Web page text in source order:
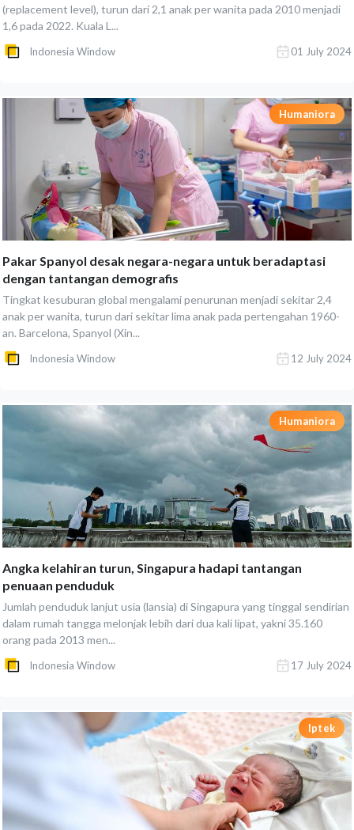
(replacement level), turun dari 2,1 anak per wanita pada 2010 menjadi
1,6 pada 2022. Kuala L...
Indonesia Window 01 July 2024
Humaniora
Pakar Spanyol desak negara-negara untuk beradaptasi
dengan tantangan demografis
Tingkat kesuburan global mengalami penurunan menjadi sekitar 2,4
anak per wanita, turun dari sekitar lima anak pada pertengahan 1960-
an. Barcelona, Spanyol (Xin...
Indonesia Window 12 July 2024
Humaniora
Angka kelahiran turun, Singapura hadapi tantangan
penuaan penduduk
Jumlah penduduk lanjut usia (lansia) di Singapura yang tinggal sendirian
dalam rumah tangga melonjak lebih dari dua kali lipat, yakni 35.160
orang pada 2013 men...
Indonesia Window 17 July 2024
Iptek